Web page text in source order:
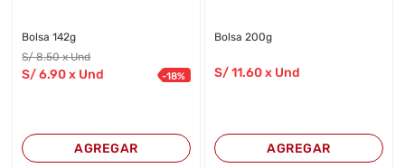
Bolsa 142g
S/8.50 x Und
S/6.90 x Und -18%
AGREGAR
Bolsa 200g
S/11.60x Und
AGREGAR